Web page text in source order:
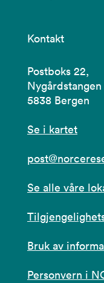
Kontakt
Postboks 22,
Nygårdstangen
5838 Bergen
Se i kartet
Se alle våre
Bruk av
Personvern i